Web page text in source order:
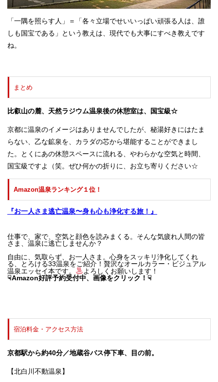
「一隅を照らす人」＝「各々立場でせいいっぱい頑張る人は、誰
しも国宝である」という教えは、現代でも大事にすべき教えです
ね。
まとめ
比叡山の麓、天然ラジウム温泉後の休憩室は、国宝級☆
京都に温泉のイメージはありませんでしたが、秘湯好きにはたま
らない、乙な鉱泉を、カラダの芯から堪能することができまし
た。とくにあの休憩スペースに流れる、やわらかな空気と時間、
国宝級ですよ（笑。ぜひ何かの折りに、お立ち寄りください☆
Amazon温泉ランキング１位！
『お一人さま逃亡温泉〜身も心も浄化する旅！』
仕事で、家で、空気と顔色を読みまくる。そんな気疲れ人間の皆
さま、温泉に逃亡しませんか？
自由に、気取らず、お一人さま。心身をスッキリ浄化してくれ
る、とろける33温泉をご紹介！贅沢なオールカラー・ビジュアル
温泉エッセイ本です。
よろしくお願いします！
☟Amazon好評予約受付中、画像をクリック！ ☟
宿泊料金・アクセス方法
京都駅から約40分／地蔵谷バス停下車、目の前。
【北白川不動温泉】